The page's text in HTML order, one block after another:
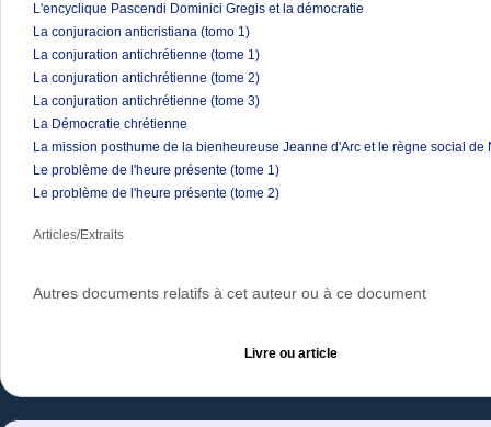
L'encyclique Pascendi Dominici Gregis et la démocratie
La conjuracion anticristiana (tomo 1)
La conjuration antichrétienne (tome 1)
La conjuration antichrétienne (tome 2)
La conjuration antichrétienne (tome 3)
La Démocratie chrétienne
La mission posthume de la bienheureuse Jeanne d'Arc et le règne social
Le problème de l'heure présente (tome 1)
Le problème de l'heure présente (tome 2)
Articles/Extraits
Autres documents relatifs à cet auteur ou à ce document
Livre ou article